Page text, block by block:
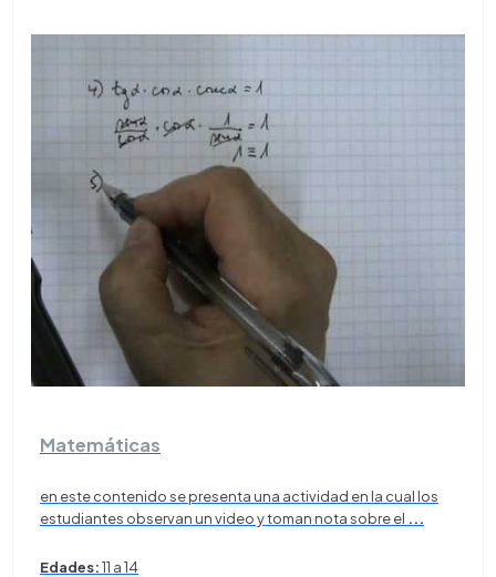
Matemáticas
en este contenido se presenta una actividad en la cual los
estudiantes observan un video y toman nota sobre el ...
Edades:11 a 14